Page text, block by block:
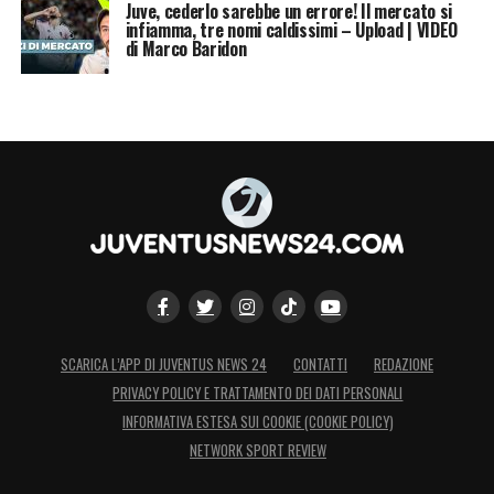
Juve, cederlo sarebbe un errore! Il mercato si
infiamma, tre nomi caldissimi – Upload | VIDEO
di Marco Baridon
SCARICA L’APP DI JUVENTUS NEWS 24 CONTATTI
REDAZIONE
PRIVACY POLICY E TRATTAMENTO DEI DATI PERSONALI
INFORMATIVA ESTESA SUI COOKIE (COOKIE POLICY)
NETWORK SPORT REVIEW